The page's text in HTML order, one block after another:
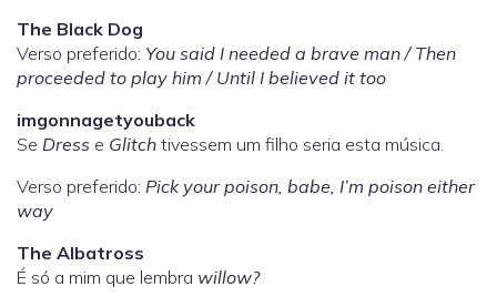
The Black Dog
Verso preferido: You said I needed a bravе man / Then
proceeded to play him / Until I believed it too
imgonnagetyouback
Se Dress e Glitch tivessem um filho seria esta música.
Verso preferido: Pick your poison, babe, I’m poison either
way
The Albatross
É só a mim que lembra willow?